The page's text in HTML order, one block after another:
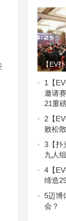
【EV
日 | 巅
埃落
17位
1 【
邀请
21重
2 【
败松
3 【
九人组
4 【
缔造
5迈博
会？